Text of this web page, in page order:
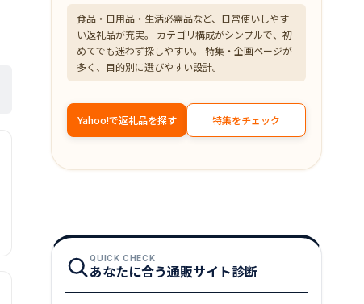
食品・日用品・生活必需品など、日常使いしやす
い返礼品が充実。 カテゴリ構成がシンプルで、初
めてでも迷わず探しやすい。 特集・企画ページが
多く、目的別に選びやすい設計。
Yahoo!で返礼品を探す 特集をチェック
QUICK CHECK
あなたに合う通販サイト診断